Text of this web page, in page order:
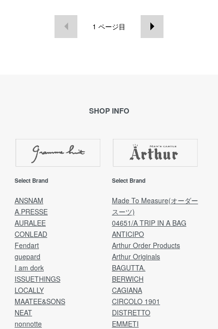
1 ページ目
SHOP INFO
Select Brand
ANSNAM
A.PRESSE
AURALEE
CONLEAD
Fendart
guepard
I am dork
ISSUETHINGS
LOCALLY
MAATEE&SONS
NEAT
nonnotte
Select Brand
Made To Measure(オーダー
スーツ)
04651/A TRIP IN A BAG
ANTICIPO
Arthur Order Products
Arthur Originals
BAGUTTA.
BERWICH
CAGIANA
CIRCOLO 1901
DISTRETTO
EMMETI